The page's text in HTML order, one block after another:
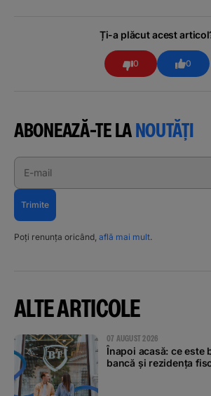
Ți-a plăcut acest
0 0
ABONEAZĂ-TE LANOUTĂȚI
E-mail
Trimite
Poți renunța oricând, află mai mult.
ALTE ARTICOLE
07 AUGUST 2026
Înapoi acasă: ce este
bancă și rezidența